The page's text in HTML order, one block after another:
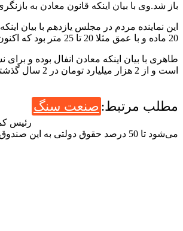
باز شد.وی با بیان اینکه قانون معادن به
این نماینده مردم در مجلس یازدهم با بیان
20 ماده و با عمق مثلا 20 تا 25 متر بود که اکنون عمق اکتشاف بیشتر و تعداد ماده‌ها نیز بیش از 2 برابر شده است.
طاهری با بیان اینکه معادن انفال بوده و
است و از 2 هزار میلیارد تومان در 2 سال گذشته به 46 هزار میلیارد تومان رسیده و با واگذاری‌ها و اکتشافات جدید به 100هزار میلیارد نیز می‌رسد را در صندوقی ذخیره کنیم.
مطلب مرتبط: صنعت سنگ
رئیس
می‌شود تا 50 درصد حقوق دولتی به این صندوق واریز شود و از این پول به صورت تسهیلات در زنجیره معدن هزینه شود و برای نسل های آینده نیز بماند.